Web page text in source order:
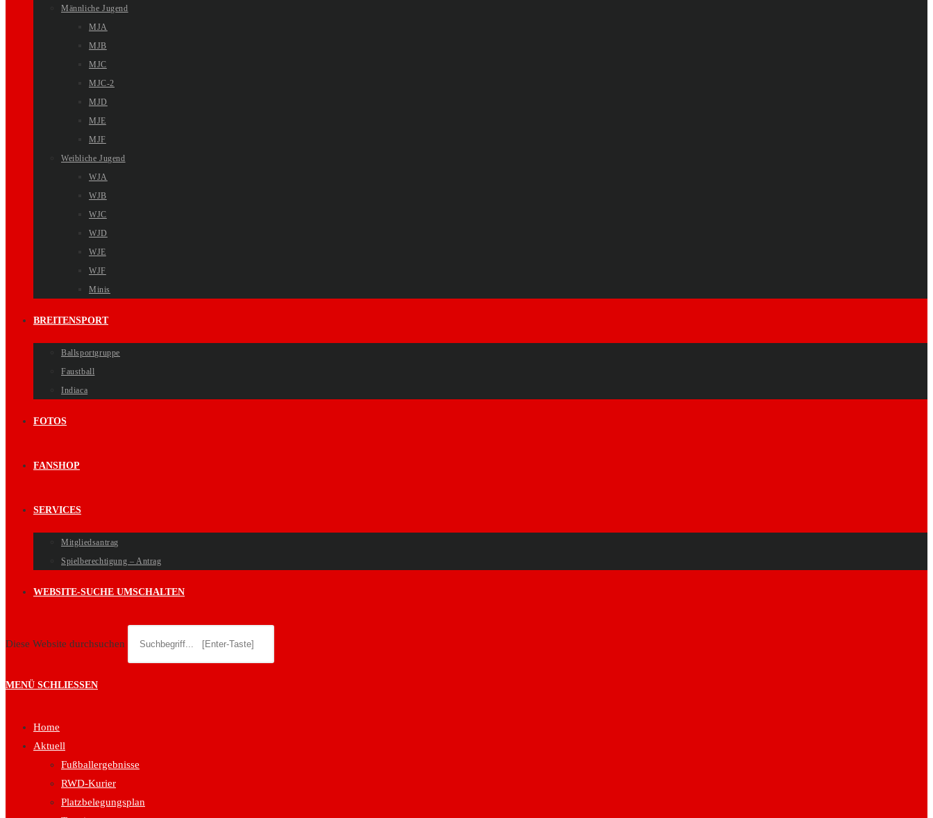
Männliche Jugend
MJA
MJB
MJC
MJC-2
MJD
MJE
MJF
Weibliche Jugend
WJA
WJB
WJC
WJD
WJE
WJF
Minis
BREITENSPORT
Ballsportgruppe
Faustball
Indiaca
FOTOS
FANSHOP
SERVICES
Mitgliedsantrag
Spielberechtigung – Antrag
WEBSITE-SUCHE UMSCHALTEN
Diese Website durchsuchen
MENÜ SCHLIESSEN
Home
Aktuell
Fußballergebnisse
RWD-Kurier
Platzbelegungsplan